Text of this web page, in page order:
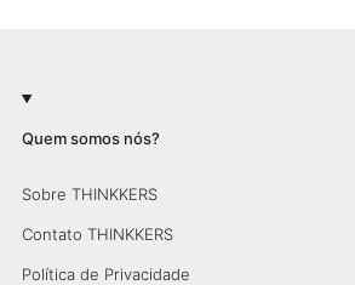
Quem somos nós?
Sobre THINKKERS
Contato THINKKERS
Política de Privacidade